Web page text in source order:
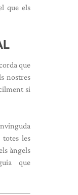
que els
que
nostres
si
les
àngels
que